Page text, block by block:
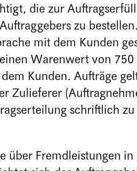
die zur
zu
mit dem Kunden
Warenwert von
Kunden. Aufträge
Zulieferer
schriftlich zu
über Fremdleistungen